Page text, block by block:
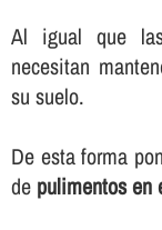
Al igual que
necesitan
su suelo.
De esta forma
de pulimentos en